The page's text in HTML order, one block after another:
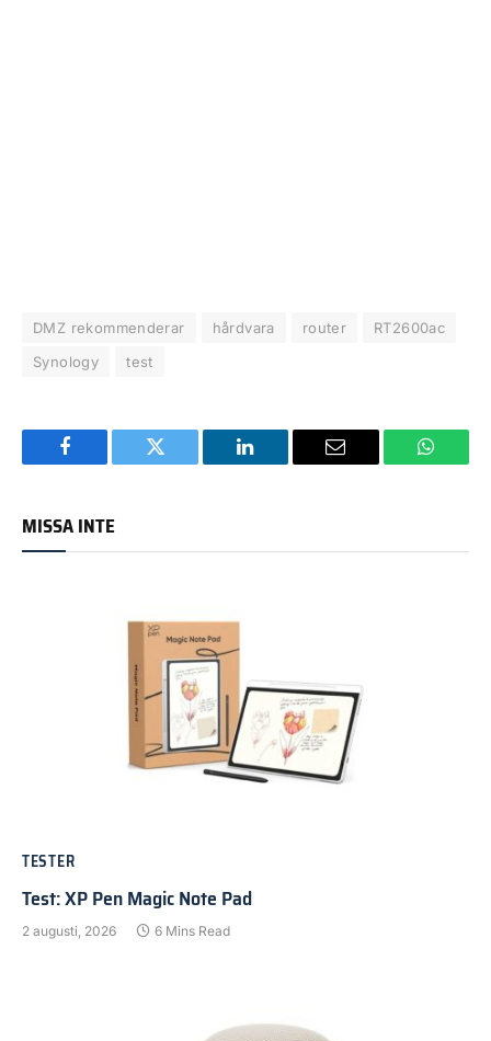
DMZ rekommenderar hårdvara router
RT2600ac
Synology
test
Facebook Twitter LinkedIn Email
MISSA INTE
TESTER
Test: XP Pen Magic Note Pad
2 augusti, 2026 6 Mins Read